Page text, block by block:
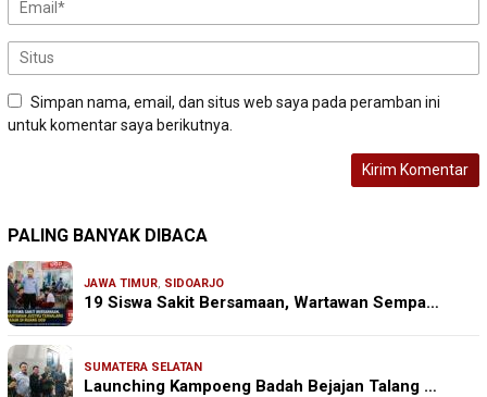
Simpan nama, email, dan situs web saya pada peramban ini
untuk komentar saya berikutnya.
PALING BANYAK DIBACA
JAWA TIMUR SIDOARJO
19 Siswa Sakit Bersamaan, Wartawan Sempa…
SUMATERA SELATAN
Launching Kampoeng Badah Bejajan Talang …